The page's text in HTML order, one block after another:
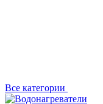
Все категории